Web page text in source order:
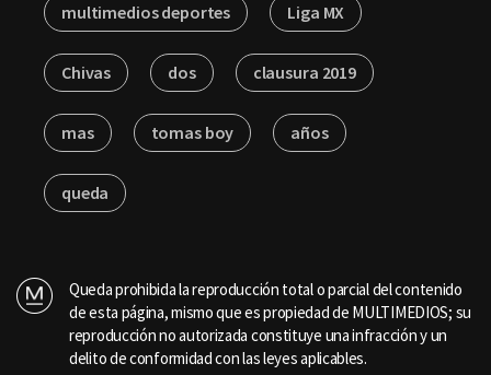
multimedios deportes Liga MX
Chivas dos clausura 2019
mas tomas boy años
queda
Queda prohibida la reproducción total o parcial del contenido
de esta página, mismo que es propiedad de MULTIMEDIOS; su
reproducción no autorizada constituye una infracción y un
delito de conformidad con las leyes aplicables.